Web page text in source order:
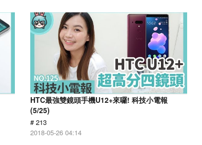
HTC最強雙鏡頭手機U12+來囉! 科技小電報
(5/25)
# 213
2018-05-26 04:14